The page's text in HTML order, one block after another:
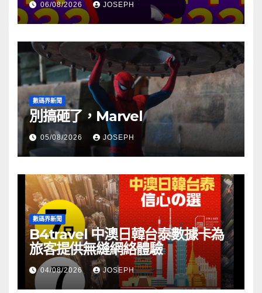
06/08/2026 JOSEPH
數碼界新聞
別搞砸了，Marvel
05/08/2026 JOSEPH
數碼界新聞
B4travel 中澳日韓台泰數據卡為
旅客提供無縫網絡體驗
04/08/2026 JOSEPH